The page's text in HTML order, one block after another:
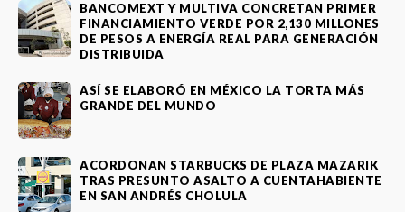
BANCOMEXT Y MULTIVA CONCRETAN PRIMER
FINANCIAMIENTO VERDE POR 2,130 MILLONES
DE PESOS A ENERGÍA REAL PARA GENERACIÓN
DISTRIBUIDA
ASÍ SE ELABORÓ EN MÉXICO LA TORTA MÁS
GRANDE DEL MUNDO
ACORDONAN STARBUCKS DE PLAZA MAZARIK
TRAS PRESUNTO ASALTO A CUENTAHABIENTE
EN SAN ANDRÉS CHOLULA